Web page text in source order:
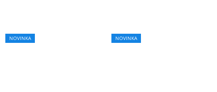
NOVINKA NOVINKA